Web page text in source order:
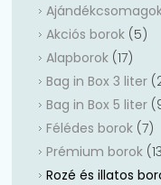
Akciós borok (5)
Alapborok (17)
Bag in Box 3 liter
Bag in Box 5 liter
Félédes borok (7)
Prémium borok
Rozé és illatos